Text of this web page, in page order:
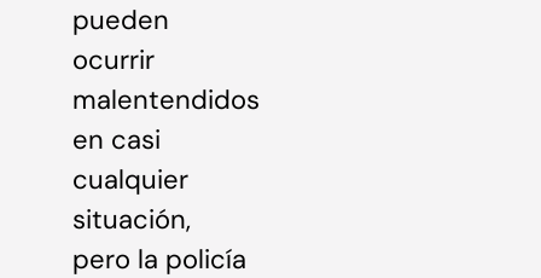
pueden
ocurrir
malentendidos
en casi
cualquier
situación,
pero la policía